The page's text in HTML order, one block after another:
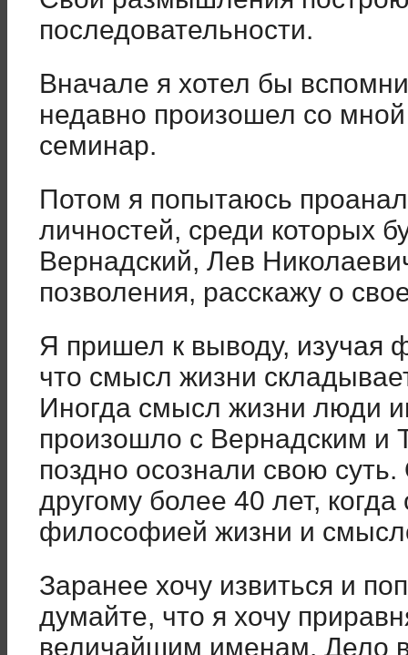
последовательности.
Вначале я хотел бы
недавно произошел со
семинар.
Потом я попытаюсь
личностей, среди которых
Вернадский, Лев
позволения, расскажу о
Я пришел к выводу, изучая
что смысл жизни
Иногда смысл жизни люди
произошло с Вернадским и
поздно осознали свою
другому более 40 лет,
философией жизни и
Заранее хочу извиться и
думайте, что я хочу
величайшим именам. Дело